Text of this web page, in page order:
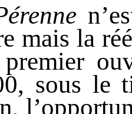
mais la
sous le